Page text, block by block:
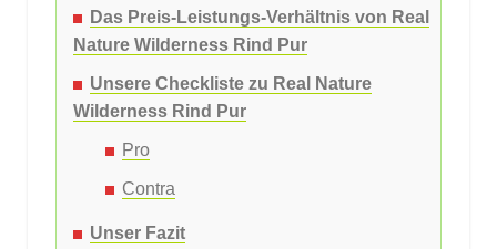
Das Preis-Leistungs-Verhältnis von Real
Nature Wilderness Rind Pur
Unsere Checkliste zu Real Nature
Wilderness Rind Pur
Pro
Contra
Unser Fazit